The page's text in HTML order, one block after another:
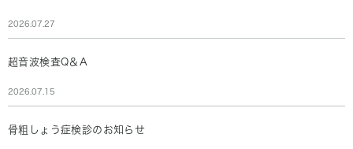
2026.07.27
超音波検査Q＆A
2026.07.15
骨粗しょう症検診のお知らせ